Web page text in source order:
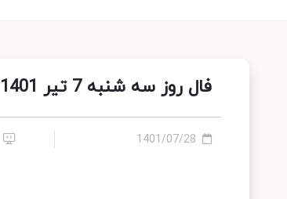
فال روز سه شنبه 7 تیر 1401
1401/07/28